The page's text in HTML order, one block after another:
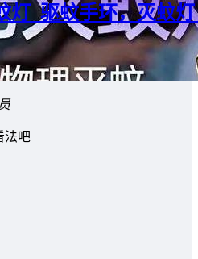
灯_驱蚊手环，灭蚊
法吧